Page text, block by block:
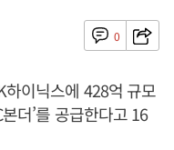
0
이닉스에 428억 규모
더’를 공급한다고 16